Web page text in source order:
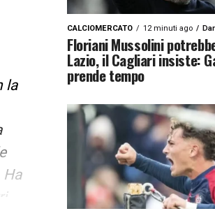
la
Ha
CALCIOMERCATO 12 minuti ago
Floriani Mussolini
Lazio, il Cagliari insiste:
prende tempo